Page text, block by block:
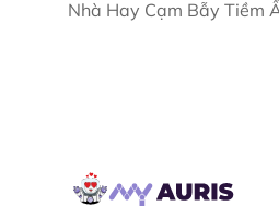
Nhà Hay Cạm Bẫy Tiềm